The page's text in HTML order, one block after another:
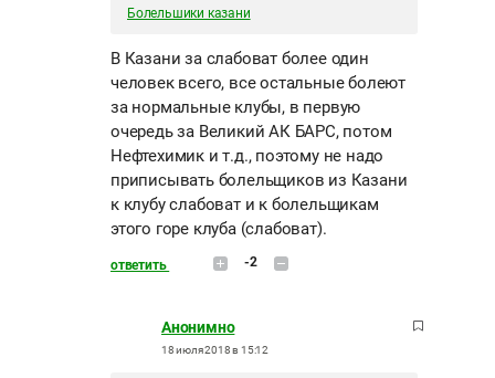
Болельшики казани
В Казани за слабоват более один
человек всего, все остальные болеют
за нормальные клубы, в первую
очередь за Великий АК БАРС, потом
Нефтехимик и т.д., поэтому не надо
приписывать болельщиков из Казани
к клубу слабоват и к болельщикам
этого горе клуба (слабоват).
ответить -2
Анонимно
18 июля 2018 в 15:12